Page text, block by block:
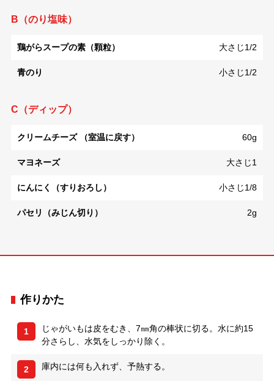
B（のり塩味）
鶏がらスープの素（顆粒） 大さじ1/2
青のり 小さじ1/2
C（ディップ）
クリームチーズ （室温に戻す） 60g
マヨネーズ 大さじ1
にんにく（すりおろし） 小さじ1/8
パセリ（みじん切り） 2g
作りかた
1
じゃがいもは皮をむき、7㎜角の棒状に切る。水に約15
分さらし、水気をしっかり除く。
2 庫内には何も入れず、予熱する。